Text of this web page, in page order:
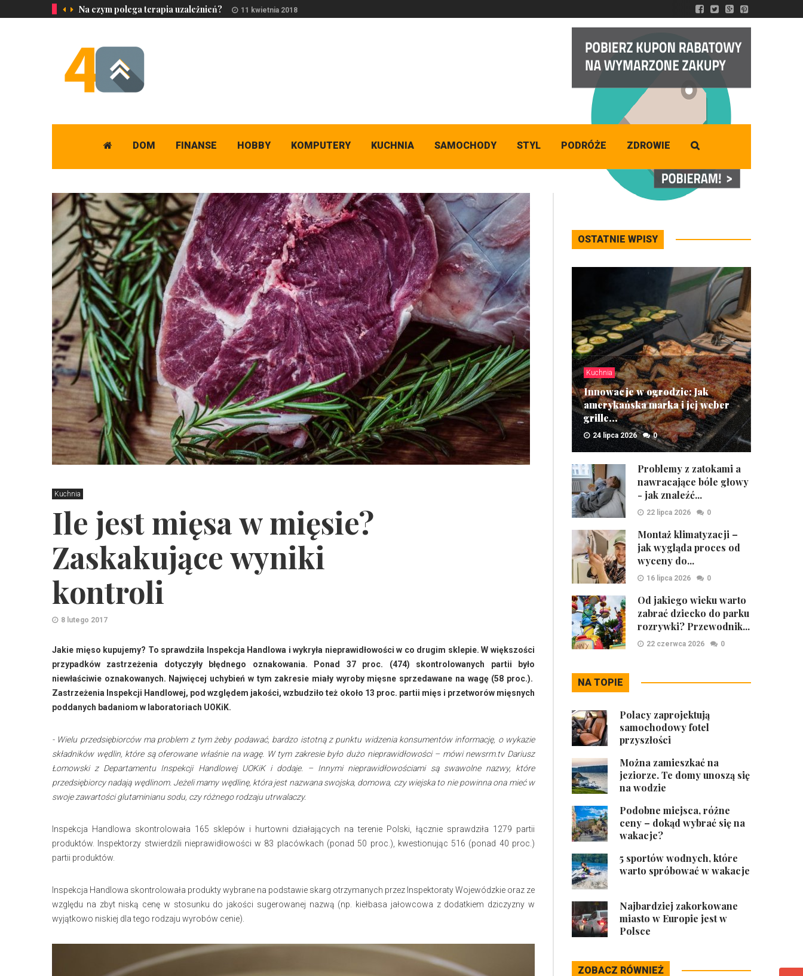
Na czym polega terapia uzależnień? 11 kwietnia 2018
DZISIAJ
DOM FINANSE HOBBY KOMPUTERY KUCHNIA SAMOCHODY STYL PODRÓŻE ZDROWIE
Kuchnia
Ile jest mięsa w mięsie?
Zaskakujące wyniki
kontroli
8 lutego 2017
Jakie mięso kupujemy? To sprawdziła Inspekcja Handlowa i wykryła nieprawidłowości w co drugim sklepie. W większości
przypadków zastrzeżenia dotyczyły błędnego oznakowania. Ponad 37 proc. (474) skontrolowanych partii było
niewłaściwie oznakowanych. Najwięcej uchybień w tym zakresie miały wyroby mięsne sprzedawane na wagę (58 proc.).
Zastrzeżenia Inspekcji Handlowej, pod względem jakości, wzbudziło też około 13 proc. partii mięs i przetworów mięsnych
poddanych badaniom w laboratoriach UOKiK.
- Wielu przedsiębiorców ma problem z tym żeby podawać, bardzo istotną z punktu widzenia konsumentów informację, o wykazie
składników wędlin, które są oferowane właśnie na wagę. W tym zakresie było dużo nieprawidłowości – mówi newsrm.tv Dariusz
Łomowski z Departamentu Inspekcji Handlowej UOKiK i dodaje. – Innymi nieprawidłowościami są swawolne nazwy, które
przedsiębiorcy nadają wędlinom. Jeżeli mamy wędlinę, która jest nazwana swojska, domowa, czy wiejska to nie powinna ona mieć w
swoje zawartości glutaminianu sodu, czy różnego rodzaju utrwalaczy.
Inspekcja Handlowa skontrolowała 165 sklepów i hurtowni działających na terenie Polski, łącznie sprawdziła 1279 partii
produktów. Inspektorzy stwierdzili nieprawidłowości w 83 placówkach (ponad 50 proc.), kwestionując 516 (ponad 40 proc.)
partii produktów.
Inspekcja Handlowa skontrolowała produkty wybrane na podstawie skarg otrzymanych przez Inspektoraty Wojewódzkie oraz ze
względu na zbyt niską cenę w stosunku do jakości sugerowanej nazwą (np. kiełbasa jałowcowa z dodatkiem dziczyzny w
wyjątkowo niskiej dla tego rodzaju wyrobów cenie).
OSTATNIE WPISY
Kuchnia
Innowacje w ogrodzie: Jak
amerykańska marka i jej weber
grille...
24 lipca 2026 0
Problemy z zatokami a
nawracające bóle głowy
- jak znaleźć...
22 lipca 2026 0
Montaż klimatyzacji –
jak wygląda proces od
wyceny do...
16 lipca 2026 0
Od jakiego wieku warto
zabrać dziecko do parku
rozrywki? Przewodnik...
22 czerwca 2026 0
NA TOPIE
Polacy zaprojektują
samochodowy fotel
przyszłości
Można zamieszkać na
jeziorze. Te domy unoszą się
na wodzie
Podobne miejsca, różne
ceny – dokąd wybrać się na
wakacje?
5 sportów wodnych, które
warto spróbować w wakacje
Najbardziej zakorkowane
miasto w Europie jest w
Polsce
ZOBACZ RÓWNIEŻ